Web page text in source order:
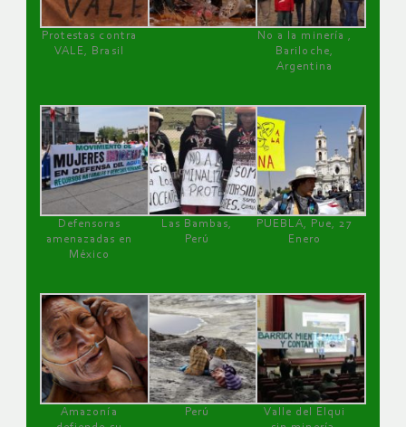
Protestas contra
VALE, Brasil
No a la minería ,
Bariloche,
Argentina
Defensoras
amenazadas en
México
Las Bambas,
Perú
PUEBLA, Pue, 27
Enero
Amazonía
Perú
Valle del Elqui